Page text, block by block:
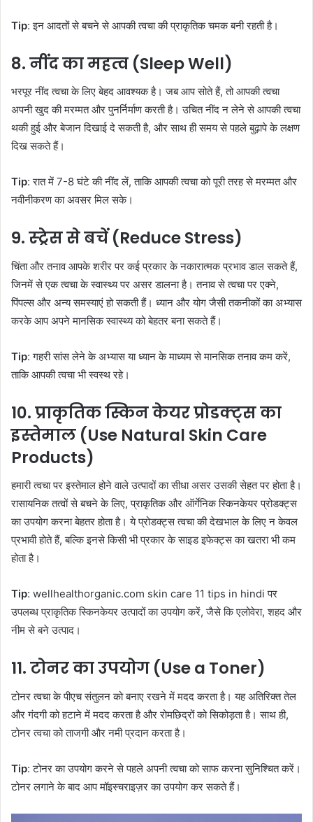
Tip: इन आदतों से बचने से आपकी त्वचा की प्राकृतिक चमक बनी रहती है।
8.नींद का महत्व (Sleep Well)
भरपूर नींद त्वचा के लिए बेहद आवश्यक है। जब आप सोते हैं, तो आपकी त्वचा
अपनी खुद की मरम्मत और पुनर्निर्माण करती है। उचित नींद न लेने से आपकी त्वचा
थकी हुई और बेजान दिखाई दे सकती है, और साथ ही समय से पहले बुढ़ापे के लक्षण
दिख सकते हैं।
Tip: रात में 7-8 घंटे की नींद लें, ताकि आपकी त्वचा को पूरी तरह से मरम्मत और
नवीनीकरण का अवसर मिल सके।
9.स्ट्रेस से बचें (Reduce Stress)
चिंता और तनाव आपके शरीर पर कई प्रकार के नकारात्मक प्रभाव डाल सकते हैं,
जिनमें से एक त्वचा के स्वास्थ्य पर असर डालना है। तनाव से त्वचा पर एक्ने,
पिंपल्स और अन्य समस्याएं हो सकती हैं। ध्यान और योग जैसी तकनीकों का अभ्यास
करके आप अपने मानसिक स्वास्थ्य को बेहतर बना सकते हैं।
Tip: गहरी सांस लेने के अभ्यास या ध्यान के माध्यम से मानसिक तनाव कम करें,
ताकि आपकी त्वचा भी स्वस्थ रहे।
10.प्राकृतिक स्किन केयर प्रोडक्ट्स का
इस्तेमाल (Use Natural Skin Care
Products)
हमारी त्वचा पर इस्तेमाल होने वाले उत्पादों का सीधा असर उसकी सेहत पर होता है।
रासायनिक तत्वों से बचने के लिए, प्राकृतिक और ऑर्गेनिक स्किनकेयर प्रोडक्ट्स
का उपयोग करना बेहतर होता है। ये प्रोडक्ट्स त्वचा की देखभाल के लिए न केवल
प्रभावी होते हैं, बल्कि इनसे किसी भी प्रकार के साइड इफेक्ट्स का खतरा भी कम
होता है।
Tip: wellhealthorganic.com skin care 11 tips in hindi पर
उपलब्ध प्राकृतिक स्किनकेयर उत्पादों का उपयोग करें, जैसे कि एलोवेरा, शहद और
नीम से बने उत्पाद।
11.टोनर का उपयोग (Use a Toner)
टोनर त्वचा के पीएच संतुलन को बनाए रखने में मदद करता है। यह अतिरिक्त तेल
और गंदगी को हटाने में मदद करता है और रोमछिद्रों को सिकोड़ता है। साथ ही,
टोनर त्वचा को ताजगी और नमी प्रदान करता है।
Tip: टोनर का उपयोग करने से पहले अपनी त्वचा को साफ करना सुनिश्चित करें।
टोनर लगाने के बाद आप मॉइस्चराइज़र का उपयोग कर सकते हैं।